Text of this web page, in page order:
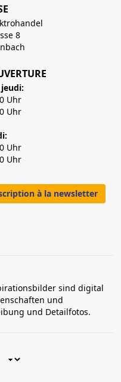
8
Uhr
Uhr
Uhr
Uhr
à la newsletter
sind digital
und
und Detailfotos.